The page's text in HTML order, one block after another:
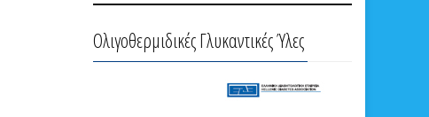
Ολιγοθερμιδικές Γλυκαντικές Ύλες